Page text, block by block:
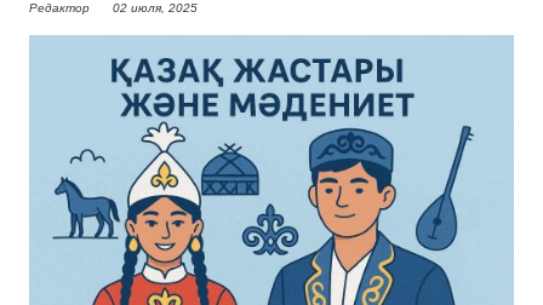
Редактор 02 июля, 2025